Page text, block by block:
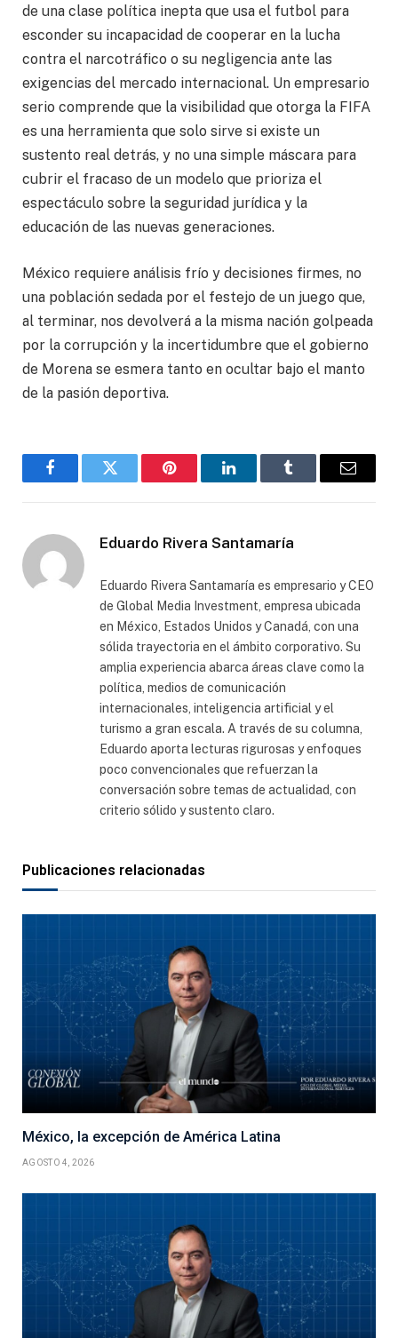
de una clase política inepta que usa el futbol para
esconder su incapacidad de cooperar en la lucha
contra el narcotráfico o su negligencia ante las
exigencias del mercado internacional. Un empresario
serio comprende que la visibilidad que otorga la FIFA
es una herramienta que solo sirve si existe un
sustento real detrás, y no una simple máscara para
cubrir el fracaso de un modelo que prioriza el
espectáculo sobre la seguridad jurídica y la
educación de las nuevas generaciones.
México requiere análisis frío y decisiones firmes, no
una población sedada por el festejo de un juego que,
al terminar, nos devolverá a la misma nación golpeada
por la corrupción y la incertidumbre que el gobierno
de Morena se esmera tanto en ocultar bajo el manto
de la pasión deportiva.
FacebookGorjeo Pinterest LinkedInTumblr
Correo
Eduardo Rivera Santamaría
Eduardo Rivera Santamaría es empresario y CEO
de Global Media Investment, empresa ubicada
en México, Estados Unidos y Canadá, con una
sólida trayectoria en el ámbito corporativo. Su
amplia experiencia abarca áreas clave como la
política, medios de comunicación
internacionales, inteligencia artificial y el
turismo a gran escala. A través de su columna,
Eduardo aporta lecturas rigurosas y enfoques
poco convencionales que refuerzan la
conversación sobre temas de actualidad, con
criterio sólido y sustento claro.
Publicaciones relacionadas
México, la excepción de América Latina
AGOSTO 4, 2026